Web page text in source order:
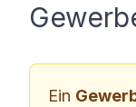
Ein